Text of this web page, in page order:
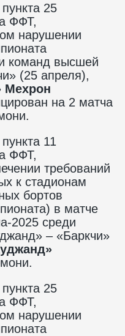
25
ФФТ,
нарушении
команд высшей
(25 апреля),
Мехрон
на 2 матча
11
ФФТ,
требований
к стадионам
бортов
в матче
2025 среди
– «Баркчи»
25
ФФТ,
нарушении